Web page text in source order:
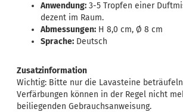
Anwendung: 3-5 Tropfen einer
dezent im Raum.
Abmessungen: H 8,0 cm, Ø 8 cm
Sprache: Deutsch
Zusatzinformation
Wichtig: Bitte nur die Lavasteine
Verfärbungen können in der Regel nicht
beiliegenden Gebrauchsanweisung.